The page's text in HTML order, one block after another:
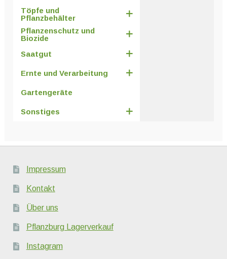
Töpfe und
Pflanzbehälter
Pflanzenschutz und
Biozide
Saatgut
Ernte und Verarbeitung
Gartengeräte
Sonstiges
Impressum
Kontakt
Über uns
Pflanzburg Lagerverkauf
Instagram